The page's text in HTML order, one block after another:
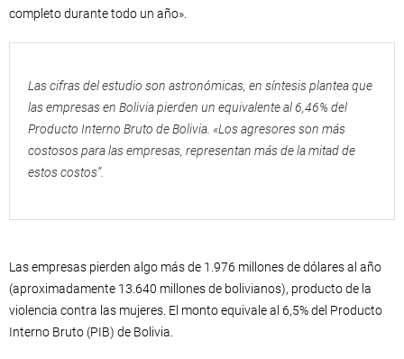
completo durante todo un año».
Las cifras del estudio son astronómicas, en síntesis plantea que
las empresas en Bolivia pierden un equivalente al 6,46% del
Producto Interno Bruto de Bolivia. «Los agresores son más
costosos para las empresas, representan más de la mitad de
estos costos”.
Las empresas pierden algo más de 1.976 millones de dólares al año
(aproximadamente 13.640 millones de bolivianos), producto de la
violencia contra las mujeres. El monto equivale al 6,5% del Producto
Interno Bruto (PIB) de Bolivia.